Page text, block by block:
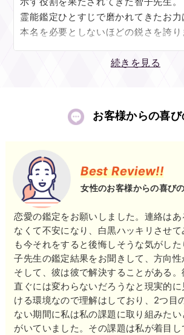
ジをひも解かせて頂きますね。
イスは日常の中で実行しやすいものを
ご縁を頂けることを楽しみにしており
霊能鑑定ひとすじで磨かれてきたお
本名を必要としないほどの鋭さを誇り
あなたとお相手との間に何があった
周囲の状況、運気の上がる時期を詳細
され、あなたの中でも納得感が高まる
ジョンが見えてくることでしょう。
さらに、相談内容に即した「最適のア
得意とされていますので、今後の行
てもしっかりフォロー！
穏やかに、しかし力強く幸福への最
てくださる智子先生は、介護士、医
段は人に頼られる立場」に置かれて
が特に厚く、対面鑑定時代は「こん
か頼れない…！」と遠方から足しげく
いらしたそうです。
続きを見る
お客様からの喜び
Best Review!!
女性のお客様からの喜び
恋愛の鑑定をお願いしました。連絡は
なくて不安になり、白黒ハッキリさせ
も今それをすると後悔しそうな気がし
子先生の鑑定結果をお聞きして、方向性
そして、彼は彼で解決することがある
直ぐには変わらないだろうなと現実的
ける環境なので理解はしており、2つ目
ない期間に私は私の課題に取り組みた
がいていました。その課題は私が着目